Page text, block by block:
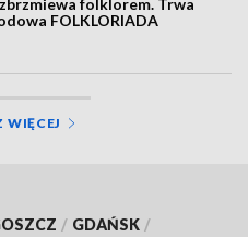
folklorem. Trwa
FOLKLORIADA
WIĘCEJ
/ GDAŃSK /